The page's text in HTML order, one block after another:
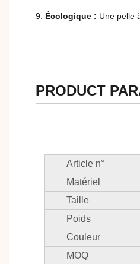
9. Écologique : Une pelle
PRODUCT
Article n°
Matériel
Taille
Poids
Couleur
MOQ